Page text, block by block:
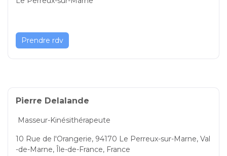
Prendre rdv
Pierre Delalande
Masseur-Kinésithérapeute
10 Rue de l'Orangerie, 94170 Le Perreux-sur-Marne, Val
-de-Marne, Île-de-France, France